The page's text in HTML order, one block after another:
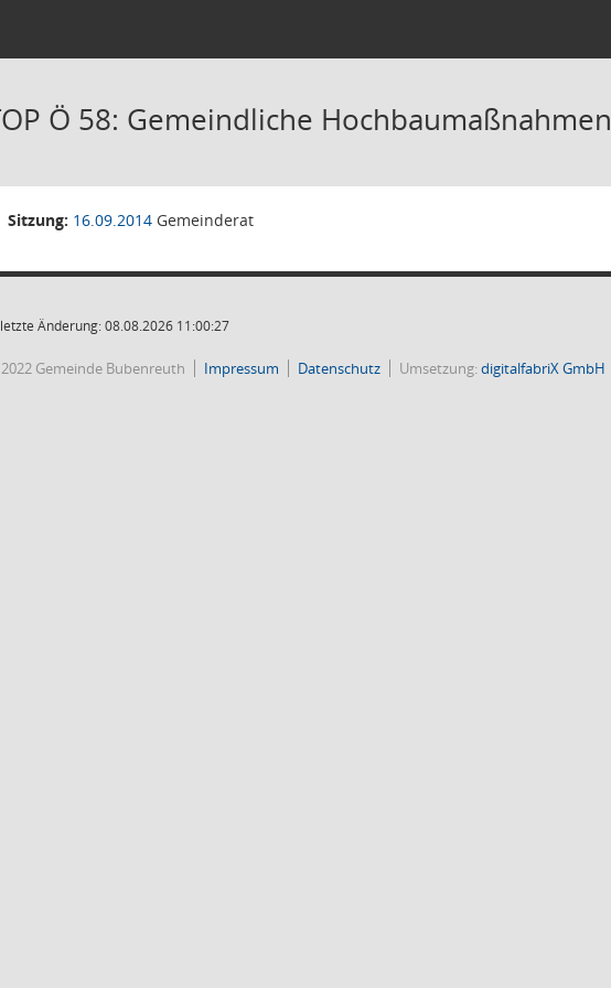
Ö 58: Gemeindliche Hochbaumaßnahmen
Sitzung: 16.09.2014 Gemeinderat
Änderung: 08.08.2026 11:00:27
Gemeinde Bubenreuth Impressum Datenschutz Umsetzung:digitalfabriX GmbH